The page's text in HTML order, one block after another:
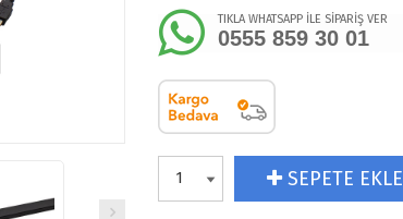
TIKLA WHATSAPP İLE SİPARİŞ VER
0555 859 30 01
SEPETE EKLE